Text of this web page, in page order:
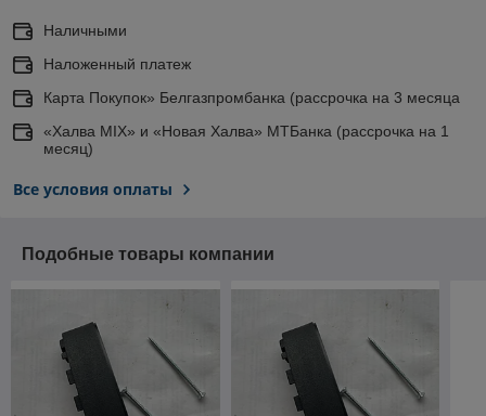
Наличными
Наложенный платеж
Карта Покупок» Белгазпромбанка (рассрочка на 3 месяца
«Халва MIX» и «Новая Халва» МТБанка (рассрочка на 1
месяц)
Все условия оплаты
Подобные товары компании